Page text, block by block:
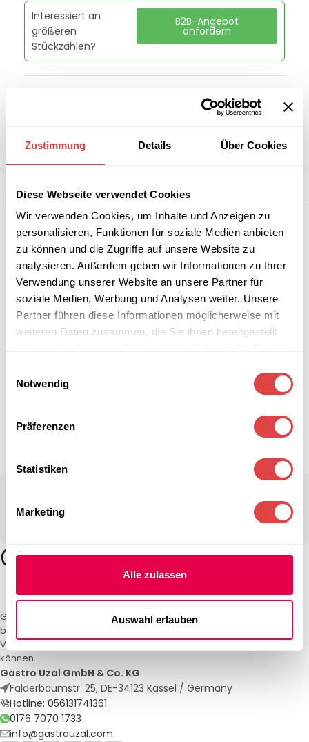
Zustimmung Details Über Cookies
Diese Webseite verwendet Cookies
Wir verwenden Cookies, um Inhalte und Anzeigen zu
personalisieren, Funktionen für soziale Medien anbieten
zu können und die Zugriffe auf unsere Website zu
analysieren. Außerdem geben wir Informationen zu Ihrer
Verwendung unserer Website an unsere Partner für
soziale Medien, Werbung und Analysen weiter. Unsere
Partner führen diese Informationen möglicherweise mit
weiteren Daten zusammen, die Sie ihnen bereitgestellt
Notwendig
Präferenzen
Statistiken
Marketing
Alle zulassen
Auswahl erlauben
Interessiert an
größeren
Stückzahlen?
B2B-Angebot
anfordern
Teilen:
Gastro Uzal – Ihr Spezialist für Gastronomiemöbel und -textilien. Wir
bieten maßgeschneiderte Lösungen für Restaurants, Hotels und
Veranstaltungen. Qualität und Service, auf die Sie sich verlassen
können.
Gastro Uzal GmbH & Co. KG
Falderbaumstr. 25, DE-34123 Kassel / Germany
Hotline: 056131741361
0176 7070 1733
info@gastrouzal.com